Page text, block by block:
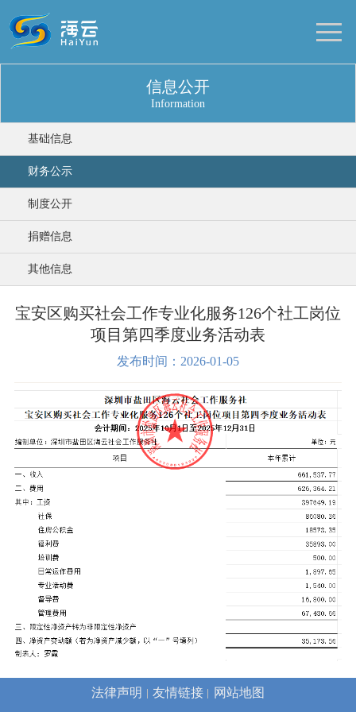
信息公开
Information
基础信息
财务公示
制度公开
捐赠信息
其他信息
宝安区购买社会工作专业化服务126个社工岗位
项目第四季度业务活动表
发布时间：2026-01-05
法律声明 友情链接 网站地图